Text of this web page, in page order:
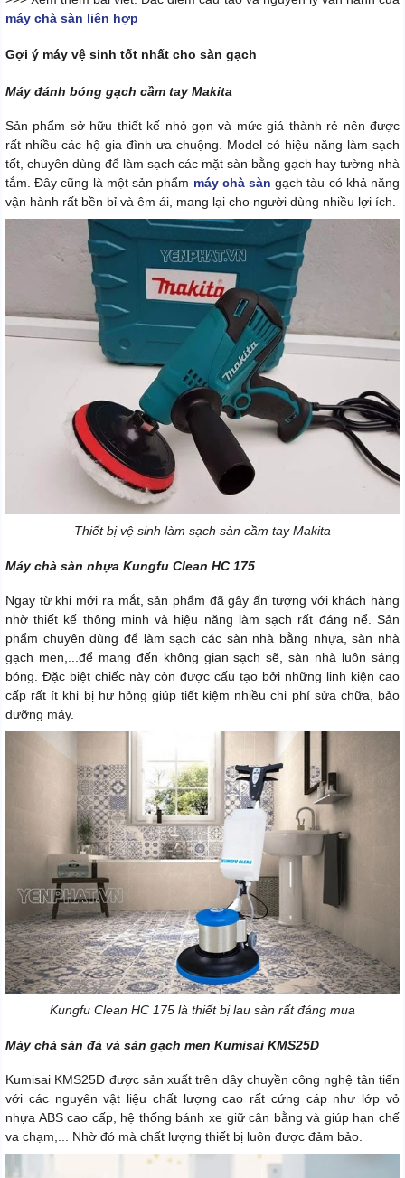
máy chà sàn liên hợp
Gợi ý máy vệ sinh tốt nhất cho sàn gạch
Máy đánh bóng gạch cầm tay Makita
Sản phẩm sở hữu thiết kế nhỏ gọn và mức giá thành rẻ nên được
rất nhiều các hộ gia đình ưa chuộng. Model có hiệu năng làm sạch
tốt, chuyên dùng để làm sạch các mặt sàn bằng gạch hay tường nhà
tắm. Đây cũng là một sản phẩm máy chà sàn gạch tàu có khả năng
vận hành rất bền bỉ và êm ái, mang lại cho người dùng nhiều lợi ích.
Thiết bị vệ sinh làm sạch sàn cầm tay Makita
Máy chà sàn nhựa Kungfu Clean HC 175
Ngay từ khi mới ra mắt, sản phẩm đã gây ấn tượng với khách hàng
nhờ thiết kế thông minh và hiệu năng làm sạch rất đáng nể. Sản
phẩm chuyên dùng để làm sạch các sàn nhà bằng nhựa, sàn nhà
gạch men,...để mang đến không gian sạch sẽ, sàn nhà luôn sáng
bóng. Đặc biệt chiếc này còn được cấu tạo bởi những linh kiện cao
cấp rất ít khi bị hư hỏng giúp tiết kiệm nhiều chi phí sửa chữa, bảo
dưỡng máy.
Kungfu Clean HC 175 là thiết bị lau sàn rất đáng mua
Máy chà sàn đá và sàn gạch men Kumisai KMS25D
Kumisai KMS25D được sản xuất trên dây chuyền công nghệ tân tiến
với các nguyên vật liệu chất lượng cao rất cứng cáp như lớp vỏ
nhựa ABS cao cấp, hệ thống bánh xe giữ cân bằng và giúp hạn chế
va chạm,... Nhờ đó mà chất lượng thiết bị luôn được đảm bảo.